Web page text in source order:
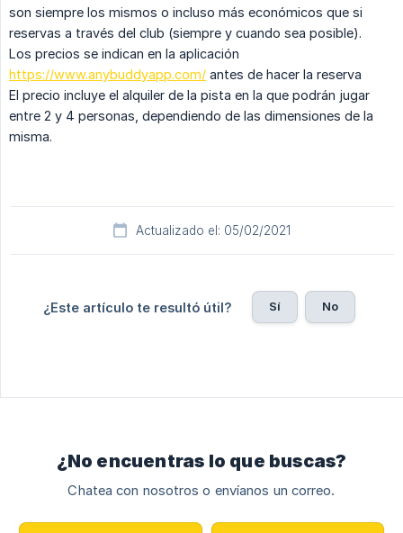
son siempre los mismos o incluso más económicos que si
reservas a través del club (siempre y cuando sea posible).
Los precios se indican en la aplicación
https://www.anybuddyapp.com/ antes de hacer la reserva
El precio incluye el alquiler de la pista en la que podrán jugar
entre 2 y 4 personas, dependiendo de las dimensiones de la
misma.
Actualizado el: 05/02/2021
¿Este artículo te resultó útil? Sí No
¿No encuentras lo que buscas?
Chatea con nosotros o envíanos un correo.